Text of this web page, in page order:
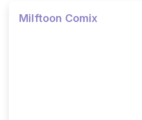
Milftoon Comix